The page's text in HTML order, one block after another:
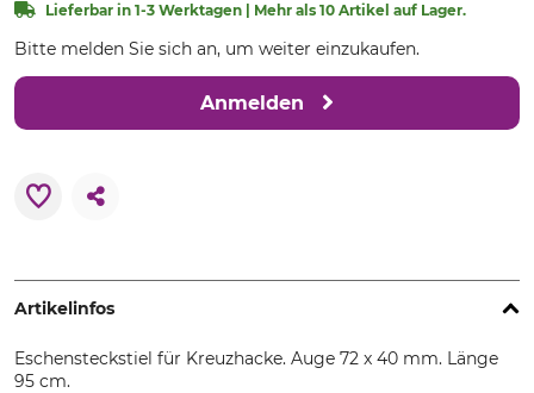
Lieferbar in 1-3 Werktagen | Mehr als 10 Artikel auf Lager.
Bitte melden Sie sich an, um weiter einzukaufen.
Anmelden
Artikelinfos
Eschensteckstiel für Kreuzhacke. Auge 72 x 40 mm. Länge
95 cm.